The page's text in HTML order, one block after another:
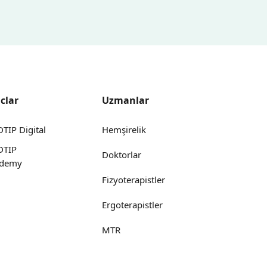
Digital
Uzmanlar
Hemşirelik
Doktorlar
Fizyoterapistler
Ergoterapistler
MTR